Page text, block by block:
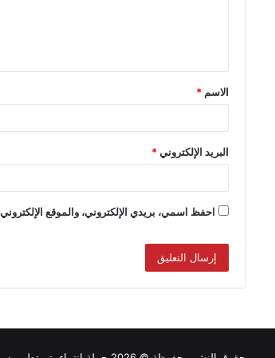
الاسم *
البريد الإلكتروني*
احفظ اسمي، بريدي الإلكتروني، والموقع